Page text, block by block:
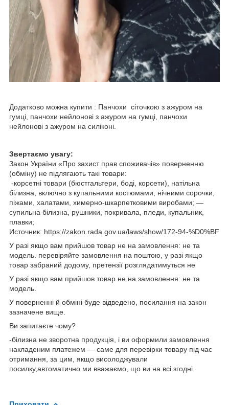
Додатково можна купити : Панчохи сіточкою з ажуром на
гумці, панчохи нейлонові з ажуром на гумці, панчохи
нейлонові з ажуром на силіконі.
Звертаємо увагу:
Закон України «Про захист прав споживачів» поверненню
(обміну) не підлягають такі товари:
-корсетні товари (бюстгальтери, боді, корсети), натільна
білизна, включно з купальними костюмами, нічними сорочки,
піжами, халатами, химерно-шкарпетковими виробами; —
супильна білизна, рушники, покривала, пледи, купальник,
плавки;
Источник: https://zakon.rada.gov.ua/laws/show/172-94-%D0%BF
У разі якщо вам прийшов товар не на замовлення: не та
модель. перевіряйте замовлення на поштою, у разі якщо
товар забраний додому, претензії розглядатимуться не
У разі якщо вам прийшов товар не на замовлення: не та
модель.
У поверненні й обміні буде відведено, посилання на закон
зазначене вище.
Ви запитаєте чому?
-білизна не зворотна продукція, і ви оформили замовлення
накладеним платежем — саме для перевірки товару під час
отримання, за цим, якщо висолоджували
посилку,автоматично ми вважаємо, що ви на всі згодні.